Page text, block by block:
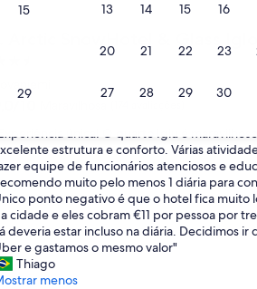
15
29
13 14 15 16
20 21 22 23
27 28 29 30
única! O quarto Iglu é
estrutura e conforto. Várias
equipe de funcionários atenciosos e
muito pelo menos 1 diária para
ponto negativo é que o hotel fica muito
cidade e eles cobram €11 por pessoa por
deveria estar incluso na diária. Decidimos ir
e gastamos o mesmo valor"
Thiago
menos